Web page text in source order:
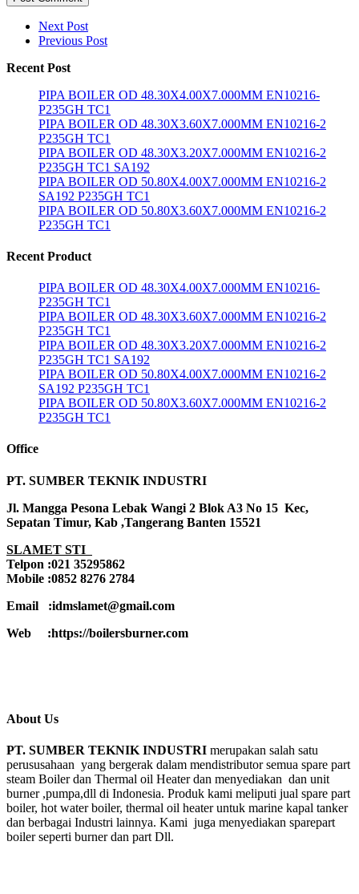
Next Post
Previous Post
Recent Post
PIPA BOILER OD 48.30X4.00X7.000MM EN10216-
P235GH TC1
PIPA BOILER OD 48.30X3.60X7.000MM EN10216-2
P235GH TC1
PIPA BOILER OD 48.30X3.20X7.000MM EN10216-2
P235GH TC1 SA192
PIPA BOILER OD 50.80X4.00X7.000MM EN10216-2
SA192 P235GH TC1
PIPA BOILER OD 50.80X3.60X7.000MM EN10216-2
P235GH TC1
Recent Product
PIPA BOILER OD 48.30X4.00X7.000MM EN10216-
P235GH TC1
PIPA BOILER OD 48.30X3.60X7.000MM EN10216-2
P235GH TC1
PIPA BOILER OD 48.30X3.20X7.000MM EN10216-2
P235GH TC1 SA192
PIPA BOILER OD 50.80X4.00X7.000MM EN10216-2
SA192 P235GH TC1
PIPA BOILER OD 50.80X3.60X7.000MM EN10216-2
P235GH TC1
Office
PT. SUMBER TEKNIK INDUSTRI
Jl. Mangga Pesona Lebak Wangi 2 Blok A3 No 15 Kec,
Sepatan Timur, Kab ,Tangerang Banten 15521
SLAMET STI
Telpon :021 35295862
Mobile :0852 8276 2784
Email :idmslamet@gmail.com
Web :https://boilersburner.com
About Us
PT. SUMBER TEKNIK INDUSTRI merupakan salah satu
perususahaan yang bergerak dalam mendistributor semua spare part
steam Boiler dan Thermal oil Heater dan menyediakan dan unit
burner ,pumpa,dll di Indonesia. Produk kami meliputi jual spare part
boiler, hot water boiler, thermal oil heater untuk marine kapal tanker
dan berbagai Industri lainnya. Kami juga menyediakan sparepart
boiler seperti burner dan part Dll.